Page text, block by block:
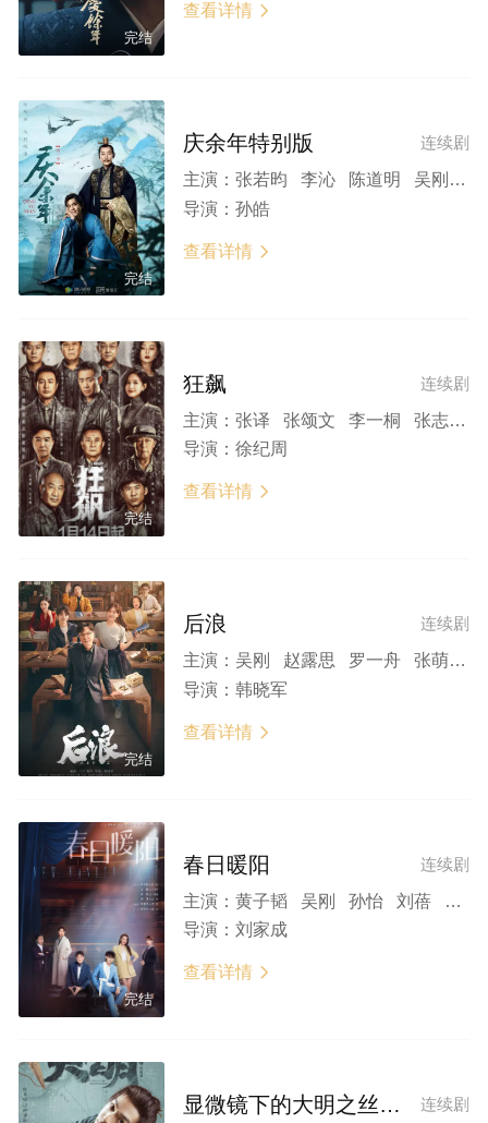
完结
查看详情 
完结
连续剧
庆余年特别版
主演： 张若昀 李沁 陈道明 吴刚 李小冉 袁泉 于荣光 辛芷蕾 李纯 宋轶 刘桦
导演： 孙皓
查看详情 
完结
连续剧
狂飙
主演： 张译 张颂文 李一桐 张志坚 吴刚
导演： 徐纪周
查看详情 
完结
连续剧
后浪
主演： 吴刚 赵露思 罗一舟 张萌 江珊 周澄奥 朱俊麟 李百惠 颜安 代露娃 奚美娟 李光复
导演： 韩晓军
查看详情 
完结
连续剧
春日暖阳
主演： 黄子韬 吴刚 孙怡 刘蓓 韩童生
导演： 刘家成
查看详情 
连续剧
显微镜下的大明之丝绢案